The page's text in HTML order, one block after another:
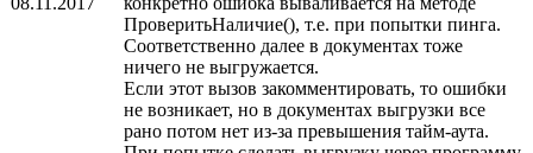
ПроверитьНаличие(), т.е. при попытки пинга.
Соответственно далее в документах тоже
ничего не выгружается.
Если этот вызов закомментировать, то ошибки
не возникает, но в документах выгрузки все
рано потом нет из-за превышения тайм-аута.